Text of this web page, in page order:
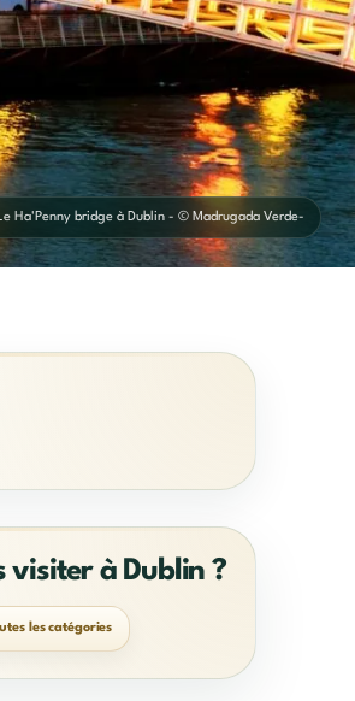
Ha'Penny bridge à Dublin - © Madrugada Verde-
visiter à Dublin ?
les catégories